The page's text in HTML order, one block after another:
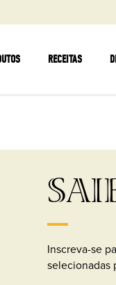
RECEITAS
Inscreva-se
selecionadas